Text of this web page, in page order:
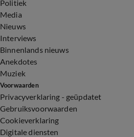
Politiek
Media
Nieuws
Interviews
Binnenlands nieuws
Anekdotes
Muziek
Voorwaarden
Privacyverklaring - geüpdatet
Gebruiksvoorwaarden
Cookieverklaring
Digitale diensten